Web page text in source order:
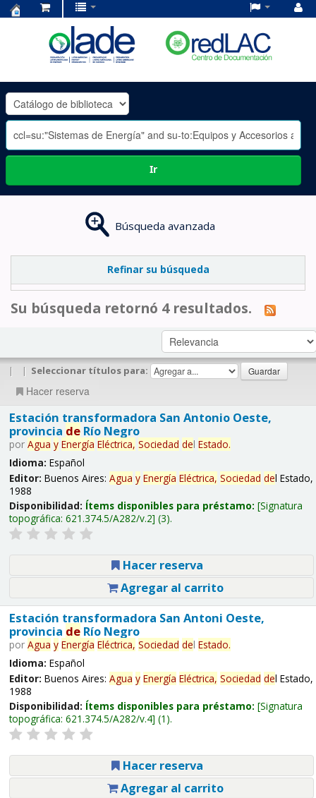
OLADE
-
Ir
Búsqueda avanzada
Refinar su búsqueda
Su búsqueda retornó 4 resultados.
| | Seleccionar títulos para:
Hacer reserva
Estación transformadora San Antonio Oeste,
provincia deRío Negro
por Agua y Energía Eléctrica, Sociedad del Estado.
Idioma: Español
Editor: Buenos Aires: Agua y Energía Eléctrica, Sociedad del Estado,
1988
Disponibilidad: Ítems disponibles para préstamo: Signatura
topográfica: 621.374.5/A282/v.2 (3).
Hacer reserva
Agregar al carrito
Estación transformadora San Antoni Oeste,
provincia deRío Negro
por Agua y Energía Eléctrica, Sociedad del Estado.
Idioma: Español
Editor: Buenos Aires: Agua y Energía Eléctrica, Sociedad del Estado,
1988
Disponibilidad: Ítems disponibles para préstamo: Signatura
topográfica: 621.374.5/A282/v.4 (1).
Hacer reserva
Agregar al carrito